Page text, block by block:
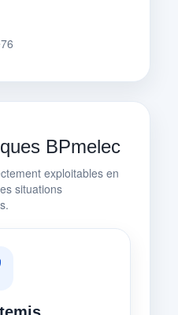
BPmelec
exploitables en
situations